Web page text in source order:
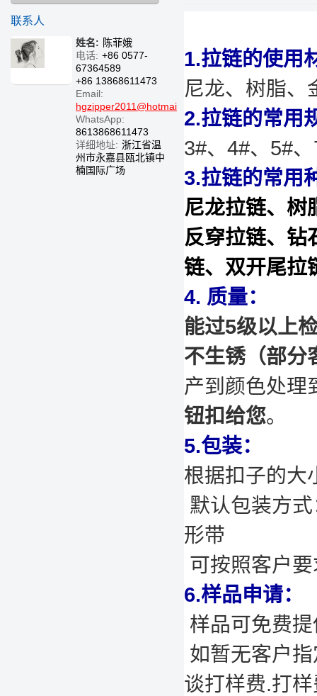
联系人
姓名: 陈菲娥
电话: +86 0577-
67364589
+86 13868611473
Email:
hgzipper2011@hotmail.com
WhatsApp:
8613868611473
详细地址: 浙江省温
州市永嘉县瓯北镇中
楠国际广场
1.拉链的使用
尼龙、树脂、
2.拉链的常用
3#、4#、5#
3.拉链的常用
尼龙拉链、树
反穿拉链、钻
链、双开尾拉
4. 质量：
能过5级以上
不生锈（部分
产到颜色处理
钮扣给您。
5.包装：
根据扣子的大
默认包装方
形带
可按照客户
6.样品申请：
样品可免费
如暂无客户
谈打样费.打